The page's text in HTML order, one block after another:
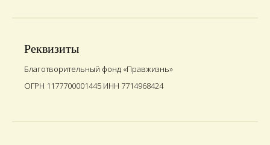
Реквизиты
Благотворительный фонд «Правжизнь»
ОГРН 1177700001445 ИНН 7714968424